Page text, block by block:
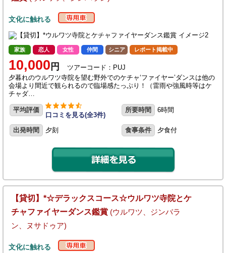
文化に触れる
家族 恋人 女性 仲間 シニア レポート掲載中
10,000 円
ツアーコード：PUJ
夕暮れのウルワツ寺院を望む野外でのケチャ‘ファイヤー’ダンスは他の
会場より間近で観られるので臨場感たっぷり！（雷雨や強風時等はケ
チャダ…
平均評価
口コミを見る(全3件)
所要時間 6時間
出発時間 夕刻 食事条件 夕食付
【貸切】*☆デラックスコース☆ウルワツ寺院とケ
チャファイヤーダンス鑑賞 (ウルワツ、ジンバラ
ン、ヌサドゥア)
文化に触れる